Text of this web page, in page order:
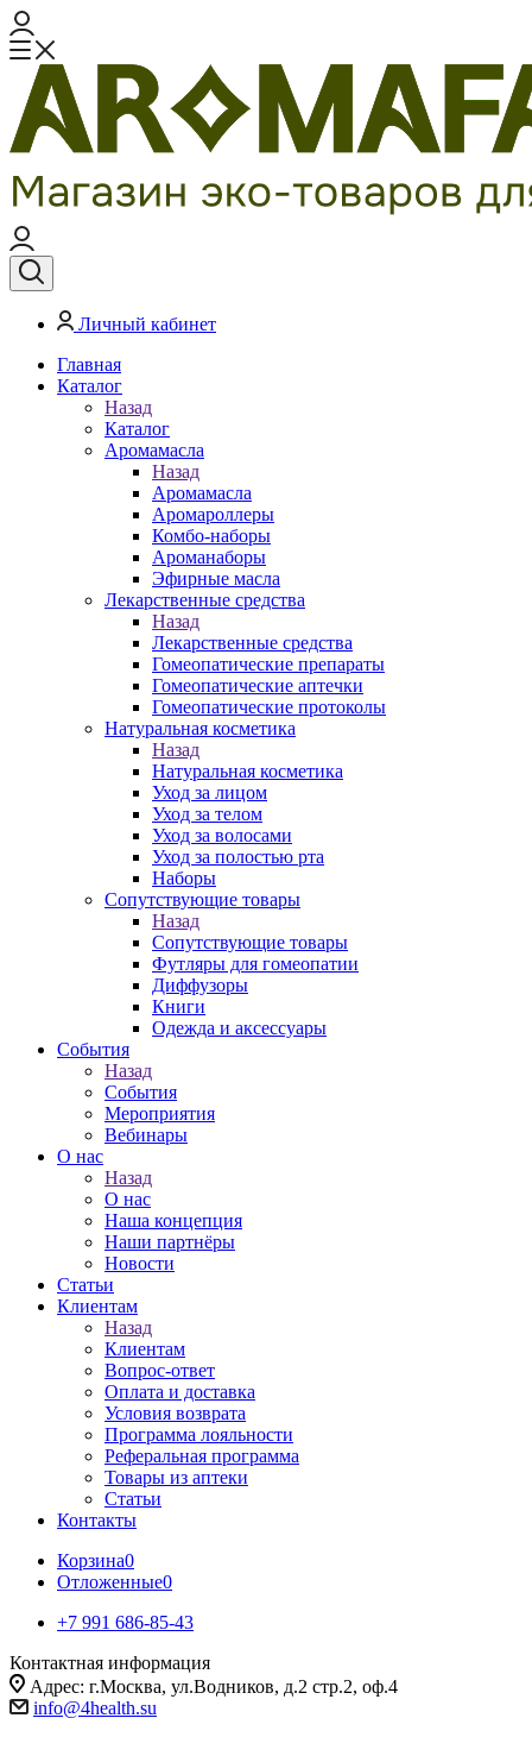
Личный кабинет
Главная
Каталог
Назад
Каталог
Аромамасла
Назад
Аромамасла
Аромароллеры
Комбо-наборы
Ароманаборы
Эфирные масла
Лекарственные средства
Назад
Лекарственные средства
Гомеопатические препараты
Гомеопатические аптечки
Гомеопатические протоколы
Натуральная косметика
Назад
Натуральная косметика
Уход за лицом
Уход за телом
Уход за волосами
Уход за полостью рта
Наборы
Сопутствующие товары
Назад
Сопутствующие товары
Футляры для гомеопатии
Диффузоры
Книги
Одежда и аксессуары
События
Назад
События
Мероприятия
Вебинары
О нас
Назад
О нас
Наша концепция
Наши партнёры
Новости
Статьи
Клиентам
Назад
Клиентам
Вопрос-ответ
Оплата и доставка
Условия возврата
Программа лояльности
Реферальная программа
Товары из аптеки
Статьи
Контакты
Корзина0
Отложенные0
+7 991 686-85-43
Контактная информация
Адрес: г.Москва, ул.Водников, д.2 стр.2, оф.4
info@4health.su